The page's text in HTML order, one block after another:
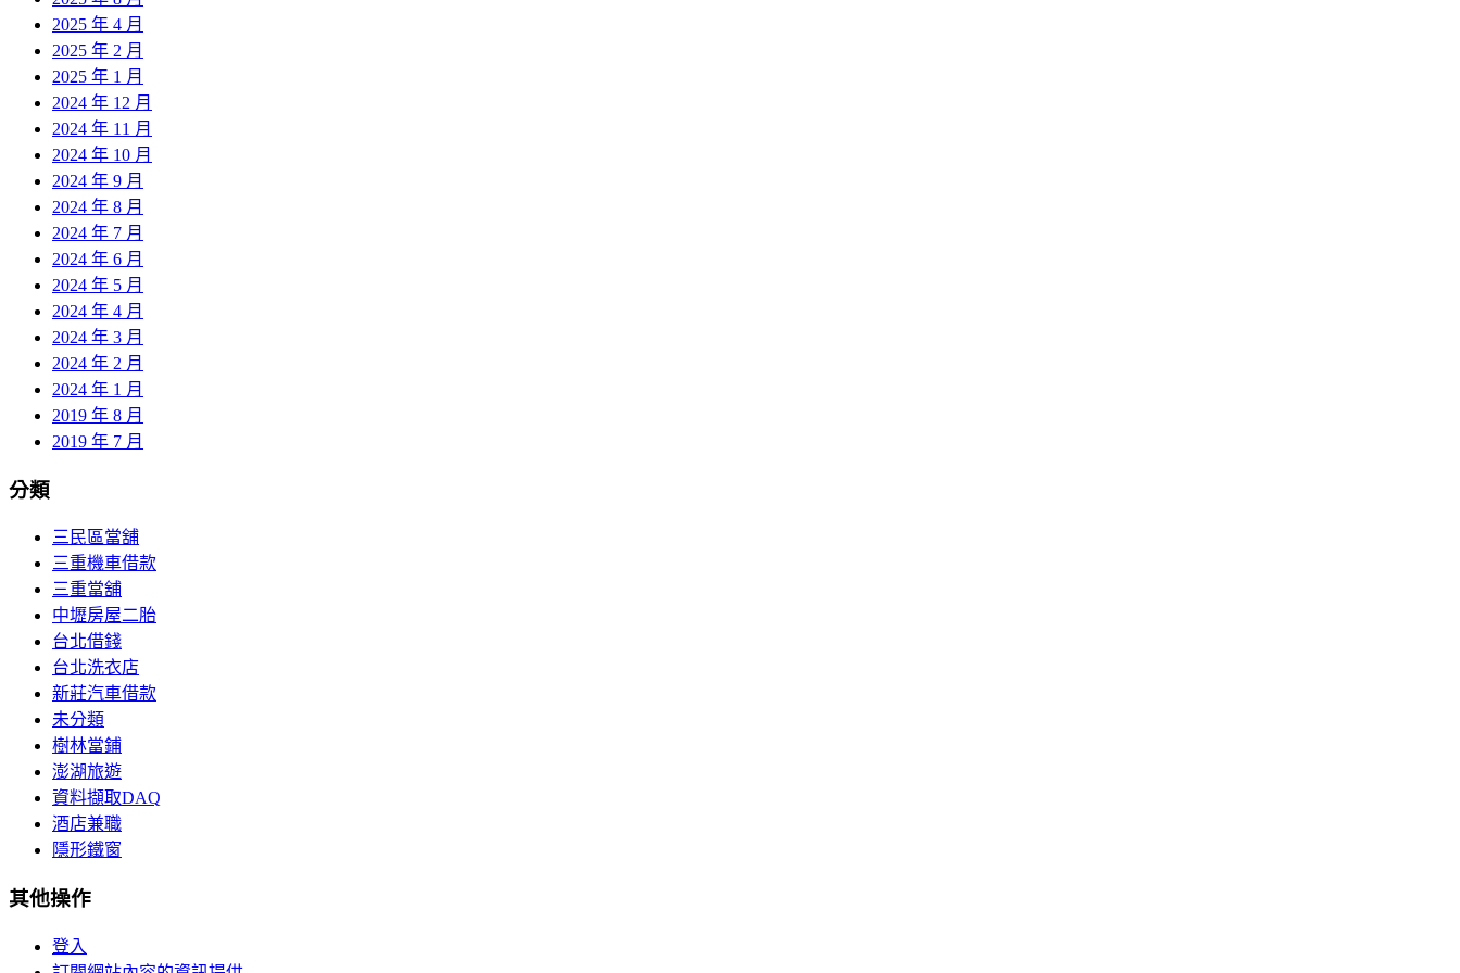
2025 年 4 月
2025 年 2 月
2025 年 1 月
2024 年 12 月
2024 年 11 月
2024 年 10 月
2024 年 9 月
2024 年 8 月
2024 年 7 月
2024 年 6 月
2024 年 5 月
2024 年 4 月
2024 年 3 月
2024 年 2 月
2024 年 1 月
2019 年 8 月
2019 年 7 月
分類
三民區當舖
三重機車借款
三重當舖
中壢房屋二胎
台北借錢
台北洗衣店
新莊汽車借款
未分類
樹林當鋪
澎湖旅遊
資料擷取DAQ
酒店兼職
隱形鐵窗
其他操作
登入